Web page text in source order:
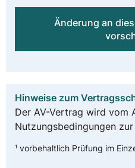
Änderung an
Hinweise zum
Der AV-Vertrag wird vom
Nutzungsbedingungen
¹ vorbehaltlich Prüfung im